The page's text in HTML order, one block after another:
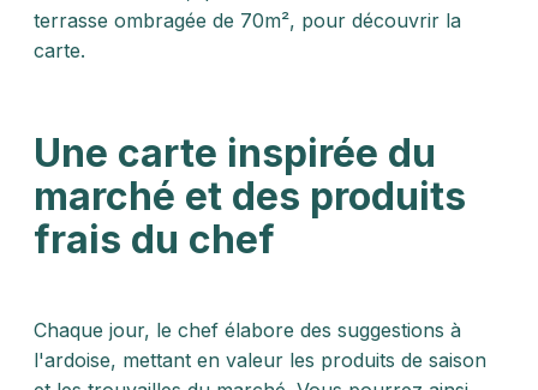
terrasse ombragée de 70m², pour découvrir la
carte.
Une carte inspirée du
marché et des produits
frais du chef
Chaque jour, le chef élabore des suggestions à
l'ardoise, mettant en valeur les produits de saison